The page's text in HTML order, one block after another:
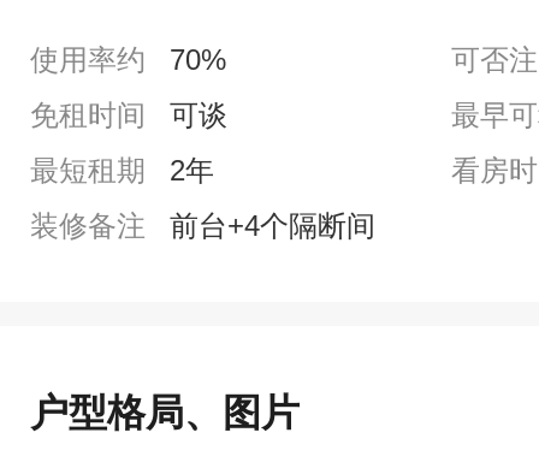
使用率约 70%
可否
免租时间
可谈
最早
最短租期
2年
看房
装修备注
前台+4个隔断间
户型格局、图片